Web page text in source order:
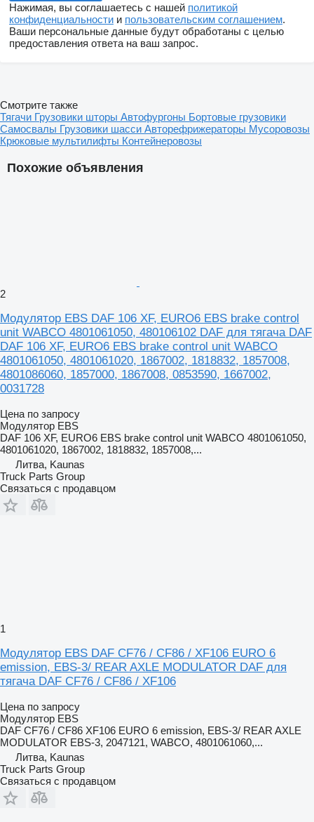
Нажимая, вы соглашаетесь с нашей политикой
конфиденциальности и пользовательским соглашением.
Ваши персональные данные будут обработаны с целью
предоставления ответа на ваш запрос.
Похожие объявления
2
Модулятор EBS DAF 106 XF, EURO6 EBS brake control
unit WABCO 4801061050, 480106102 DAF для тягача DAF
DAF 106 XF, EURO6 EBS brake control unit WABCO
4801061050, 4801061020, 1867002, 1818832, 1857008,
4801086060, 1857000, 1867008, 0853590, 1667002,
0031728
Цена по запросу
Модулятор EBS
DAF 106 XF, EURO6 EBS brake control unit WABCO 4801061050,
4801061020, 1867002, 1818832, 1857008,...
Литва, Kaunas
Truck Parts Group
Связаться с продавцом
1
Модулятор EBS DAF CF76 / CF86 / XF106 EURO 6
emission, EBS-3/ REAR AXLE MODULATOR DAF для
тягача DAF CF76 / CF86 / XF106
Цена по запросу
Модулятор EBS
DAF CF76 / CF86 XF106 EURO 6 emission, EBS-3/ REAR AXLE
MODULATOR EBS-3, 2047121, WABCO, 4801061060,...
Литва, Kaunas
Truck Parts Group
Связаться с продавцом
Смотрите также
Тягачи Грузовики шторы Автофургоны Бортовые грузовики
Самосвалы Грузовики шасси Авторефрижераторы Мусоровозы
Крюковые мультилифты Контейнеровозы